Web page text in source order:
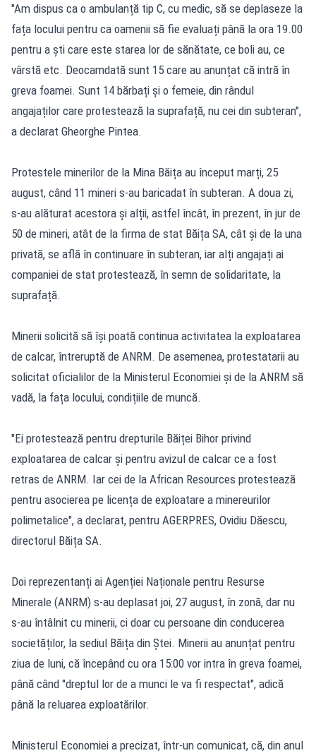
"Am dispus ca o ambulanță tip C, cu medic, să se deplaseze la
fața locului pentru ca oamenii să fie evaluați până la ora 19.00
pentru a ști care este starea lor de sănătate, ce boli au, ce
vârstă etc. Deocamdată sunt 15 care au anunțat că intră în
greva foamei. Sunt 14 bărbați și o femeie, din rândul
angajaților care protestează la suprafață, nu cei din subteran",
a declarat Gheorghe Pintea.
Protestele minerilor de la Mina Băița au început marți, 25
august, când 11 mineri s-au baricadat în subteran. A doua zi,
s-au alăturat acestora și alții, astfel încât, în prezent, în jur de
50 de mineri, atât de la firma de stat Băița SA, cât și de la una
privată, se află în continuare în subteran, iar alți angajați ai
companiei de stat protestează, în semn de solidaritate, la
suprafață.
Minerii solicită să își poată continua activitatea la exploatarea
de calcar, întreruptă de ANRM. De asemenea, protestatarii au
solicitat oficialilor de la Ministerul Economiei și de la ANRM să
vadă, la fața locului, condițiile de muncă.
"Ei protestează pentru drepturile Băiței Bihor privind
exploatarea de calcar și pentru avizul de calcar ce a fost
retras de ANRM. Iar cei de la African Resources protestează
pentru asocierea pe licența de exploatare a minereurilor
polimetalice", a declarat, pentru AGERPRES, Ovidiu Dăescu,
directorul Băița SA.
Doi reprezentanți ai Agenției Naționale pentru Resurse
Minerale (ANRM) s-au deplasat joi, 27 august, în zonă, dar nu
s-au întâlnit cu minerii, ci doar cu persoane din conducerea
societăților, la sediul Băița din Ștei. Minerii au anunțat pentru
ziua de luni, că începând cu ora 15:00 vor intra în greva foamei,
până când "dreptul lor de a munci le va fi respectat", adică
până la reluarea exploatărilor.
Ministerul Economiei a precizat, într-un comunicat, că, din anul